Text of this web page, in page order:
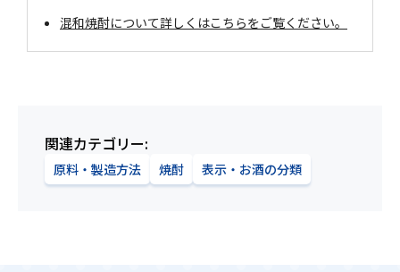
混和焼酎について詳しくはこちらをご覧ください。
関連カテゴリー
原料・製造方法 焼酎 表示・お酒の分類